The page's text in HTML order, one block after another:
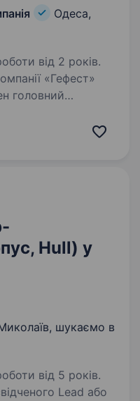
Одеса,
від 2 років.
головний
Hull) у
шукаємо в
від 5 років.